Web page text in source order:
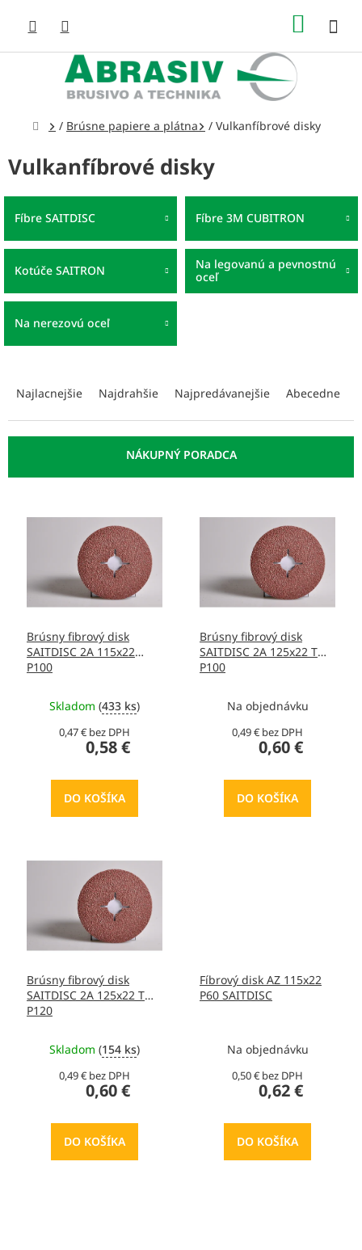
obsah
Domov
/ Brúsne papiere a plátna / Vulkanfíbrové disky
Vulkanfíbrové disky
Fíbre SAITDISC Fíbre 3M CUBITRON
Kotúče SAITRON
Na legovanú a pevnostnú
oceľ
Na nerezovú oceľ
e
n
e
Najlacnejšie Najdrahšie Najpredávanejšie Abecedne
Brúsny fibrový disk
SAITDISC 2A 115x22
P100
Skladom (433 ks)
0,47 € bez DPH
0,58 €
DO KOŠÍKA
Brúsny fibrový disk
SAITDISC 2A 125x22 T
P100
Na objednávku
0,49 € bez DPH
0,60 €
DO KOŠÍKA
Brúsny fibrový disk
SAITDISC 2A 125x22 T
P120
Skladom (154 ks)
0,49 € bez DPH
0,60 €
DO KOŠÍKA
Fíbrový disk AZ 115x22
P60 SAITDISC
Na objednávku
0,50 € bez DPH
0,62 €
DO KOŠÍKA